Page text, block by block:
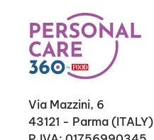
Via Mazzini, 6
43121 - Parma (ITALY)